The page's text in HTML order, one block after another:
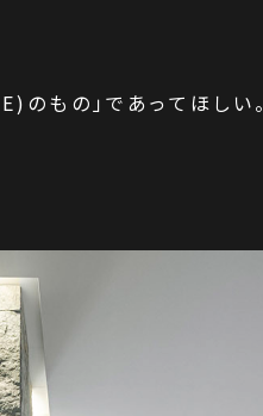
のもの」であってほしい。